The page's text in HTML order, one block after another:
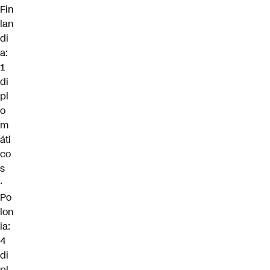
Fin
lan
di
a:
1
di
pl
o
m
áti
co
s
·
Po
lon
ia:
4
di